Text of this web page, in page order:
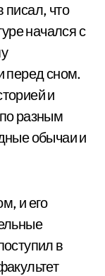
писал, что
начался с
перед сном.
и
разным
обычаи и
и его
в